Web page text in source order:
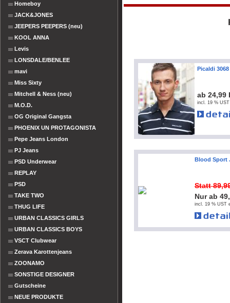
Homeboy
JACK&JONES
JEEPERS PEEPERS (neu)
KOOL ANNA
Levis
LONSDALE/BENLEE
mavi
Miss Sixty
Mitchell & Ness (neu)
M.O.D.
OG Original Gangsta
PHOENIX UN PROTAGONISTA
Pepe Jeans London
PJ Jeans
PSD Underwear
REPLAY
PSD
TAKE TWO
THUG LIFE
URBAN CLASSICS GIRLS
URBAN CLASSICS BOYS
VSCT Clubwear
Zerava Karottenjeans
ZOONAMO
SONSTIGE DESIGNER
Gutscheine
NEUE PRODUKTE
Picaldi
ab 24,99
incl. 19 %
Blood Sport
Statt
Nur ab
incl. 19 % UST